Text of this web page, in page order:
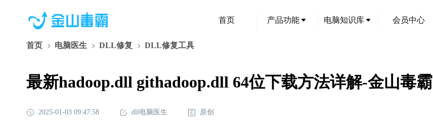
首页 产品功能 电脑知识库 会员中心
首页 电脑医生 DLL修复 DLL修复工具
最新hadoop.dll githadoop.dll 64位下载方法详解-金山毒霸
2025-01-03 09:47:58 dll电脑医生 原创